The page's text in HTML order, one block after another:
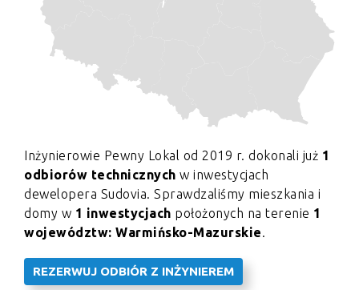
Inżynierowie Pewny Lokal od 2019 r. dokonali już 1
odbiorów technicznych w inwestycjach
dewelopera Sudovia. Sprawdzaliśmy mieszkania i
domy w 1 inwestycjach położonych na terenie 1
województw: Warmińsko-Mazurskie.
REZERWUJ ODBIÓR Z INŻYNIEREM